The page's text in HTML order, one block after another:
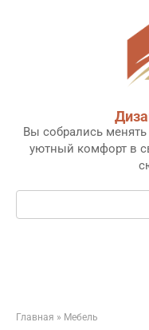
Вы собрались менять
уютный комфорт в
Поиск:
Главная » Мебель